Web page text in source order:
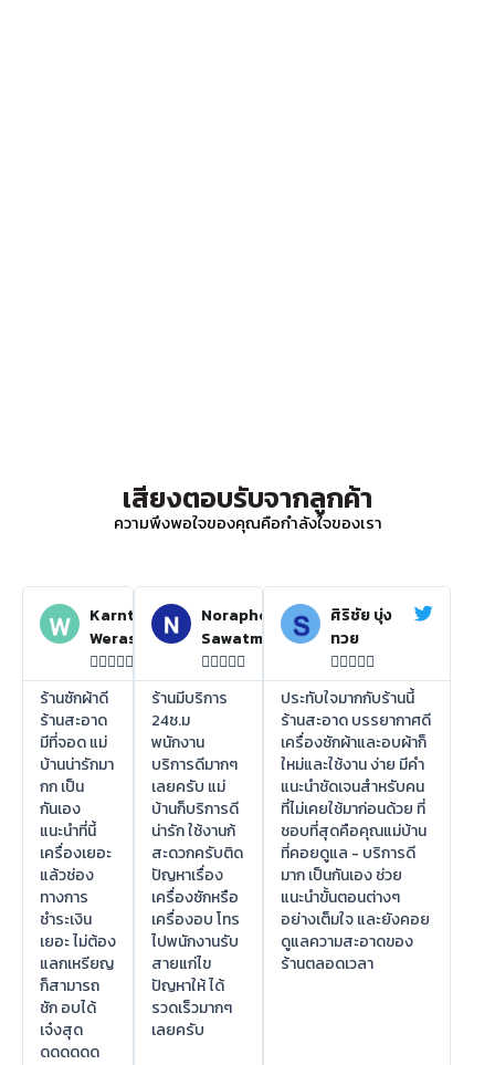
เสียงตอบรับจากลูกค้า
ความพึงพอใจของคุณคือกำลังใจของเรา
Karnthida
Weraswsthada

ร้านซักผ้าดี
ร้านสะอาด
มีที่จอด แม่
บ้านน่ารักมา
กก เป็น
กันเอง
แนะนำที่นี้
เครื่องเยอะ
แล้วช่อง
ทางการ
ชำระเงิน
เยอะ ไม่ต้อง
แลกเหรียญ
ก็สามารถ
ชัก อบได้
เจ๋งสุด
ดดดดดด
Noraphon
Sawatmuang

ร้านมีบริการ
24ช.ม
พนักงาน
บริการดีมากๆ
เลยครับ แม่
บ้านก็บริการดี
น่ารัก ใช้งานก้
สะดวกครับติด
ปัญหาเรื่อง
เครื่องซักหรือ
เครื่องอบ โทร
ไปพนักงานรับ
สายแก่ไข
ปัญหาให้ ได้
รวดเร็วมากๆ
เลยครับ
ศิริชัย บุ่ง
ทวย

ประทับใจมากกับร้านนี้
ร้านสะอาด บรรยากาศดี
เครื่องซักผ้าและอบผ้าก็
ใหม่และใช้งาน ง่าย มีคำ
แนะนำชัดเจนสำหรับคน
ที่ไม่เคยใช้มาก่อนด้วย ที่
ชอบที่สุดคือคุณแม่บ้าน
ที่คอยดูแล - บริการดี
มาก เป็นกันเอง ช่วย
แนะนำขั้นตอนต่างๆ
อย่างเต็มใจ และยังคอย
ดูแลความสะอาดของ
ร้านตลอดเวลา